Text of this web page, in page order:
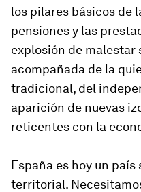
los pilares básicos de
pensiones y las
explosión de malestar
acompañada de la
tradicional, del
aparición de nuevas
reticentes con la
España es hoy un
territorial.